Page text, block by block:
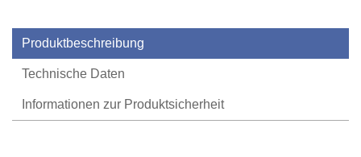
Produktbeschreibung
Technische Daten
Informationen zur Produktsicherheit